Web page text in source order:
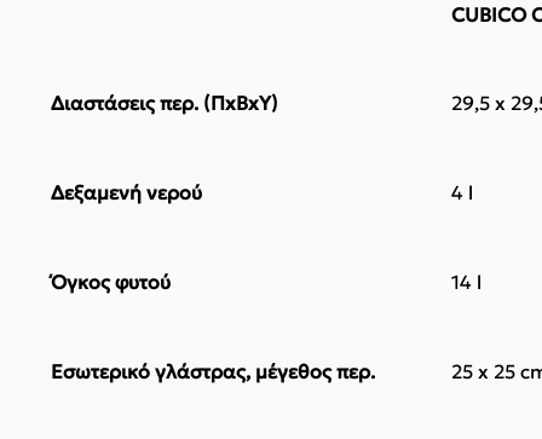
CUBICO
Διαστάσεις περ. (ΠxΒxΥ) 29,5 x
Δεξαμενή νερού 4 l
Όγκος φυτού 14 l
Εσωτερικό γλάστρας, μέγεθος περ. 25 x 25